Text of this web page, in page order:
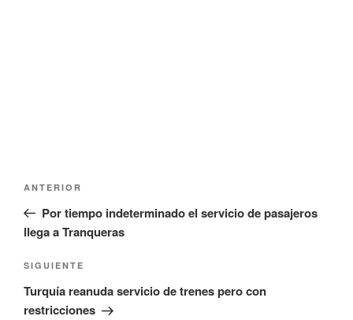
Navegación
entradas
Entrada
anterior:
ANTERIOR
Por tiempo indeterminado el servicio de pasajeros
llega a Tranqueras
Siguiente
entrada
SIGUIENTE
Turquía reanuda servicio de trenes pero con
restricciones